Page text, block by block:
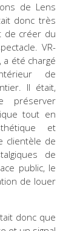
de Lens
donc très
de créer du
VR-
a été chargé
de
Il était,
préserver
tout en
et
clientèle de
de
public, le
de louer
donc que